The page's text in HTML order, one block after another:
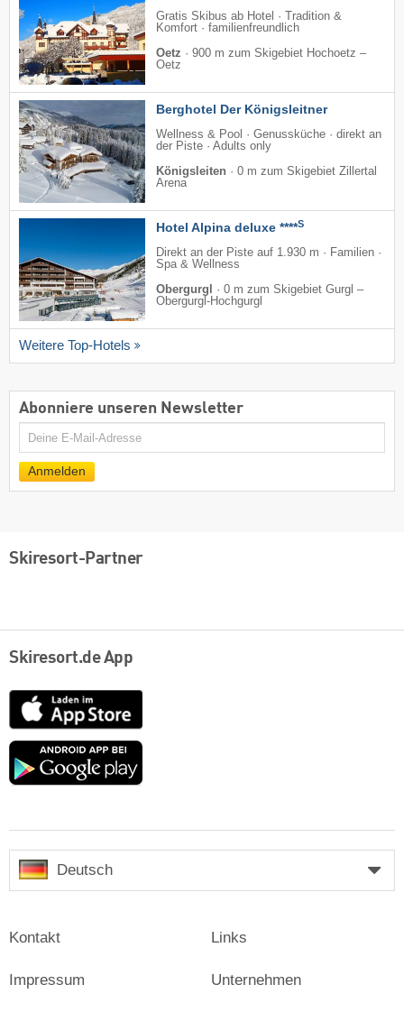
Gratis Skibus ab Hotel · Tradition &
Komfort · familienfreundlich
Oetz · 900 m zum Skigebiet Hochoetz –
Oetz
Berghotel Der Königsleitner
Wellness & Pool · Genussküche · direkt an
der Piste · Adults only
Königsleiten · 0 m zum Skigebiet Zillertal
Arena
Hotel Alpina deluxe ****S
Direkt an der Piste auf 1.930 m · Familien ·
Spa & Wellness
Obergurgl
· 0 m zum Skigebiet Gurgl –
Obergurgl-Hochgurgl
Weitere Top-Hotels
Abonniere unseren Newsletter
E-
Anmelden
Skiresort-Partner
Skiresort.de App
App
Store
Google
Deutsch
Kontakt
Impressum
Links
Unternehmen